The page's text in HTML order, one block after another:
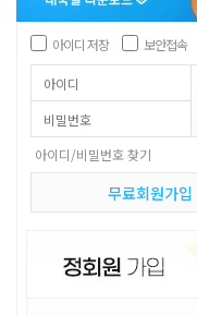
아이디 저장 보안접속
아이디/비밀번호 찾기
무료회원가입